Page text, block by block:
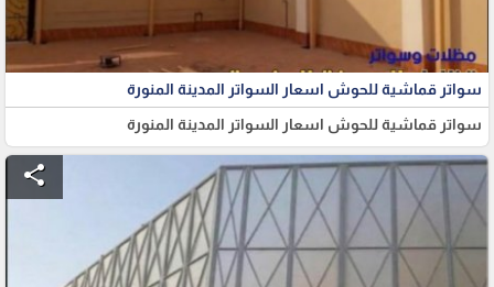
سواتر قماشية للحوش اسعار السواتر المدينة المنورة
سواتر قماشية للحوش اسعار السواتر المدينة المنورة
share